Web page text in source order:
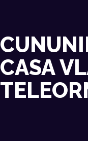
CASA